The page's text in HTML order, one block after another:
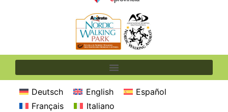
Deutsch English
Español
Français
Italiano